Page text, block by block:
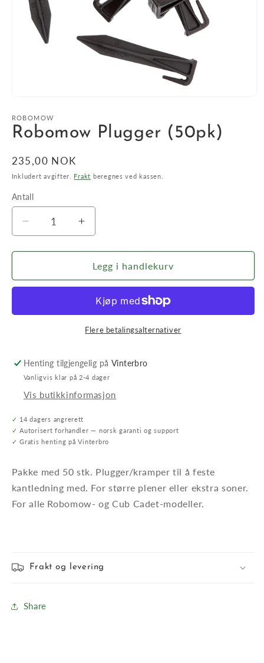
1
modal
ROBOMOW
Robomow Plugger (50pk)
Vanlig
pris
235,00 NOK
Inkludert avgifter. Frakt beregnes ved kassen.
Antall
Antall
antallet
for
Plugger
Øk
antallet
for
Robomow
Plugger
Legg i handlekurv
Flere betalingsalternativer
Henting tilgjengelig på Vinterbro
Vanligvis klar på 2-4 dager
Vis butikkinformasjon
✓ 14 dagers angrerett
✓ Autorisert forhandler — norsk garanti og support
✓ Gratis henting på Vinterbro
Pakke med 50 stk. Plugger/kramper til å feste
kantledning med. For større plener eller ekstra soner.
For alle Robomow- og Cub Cadet-modeller.
Frakt og levering
Share